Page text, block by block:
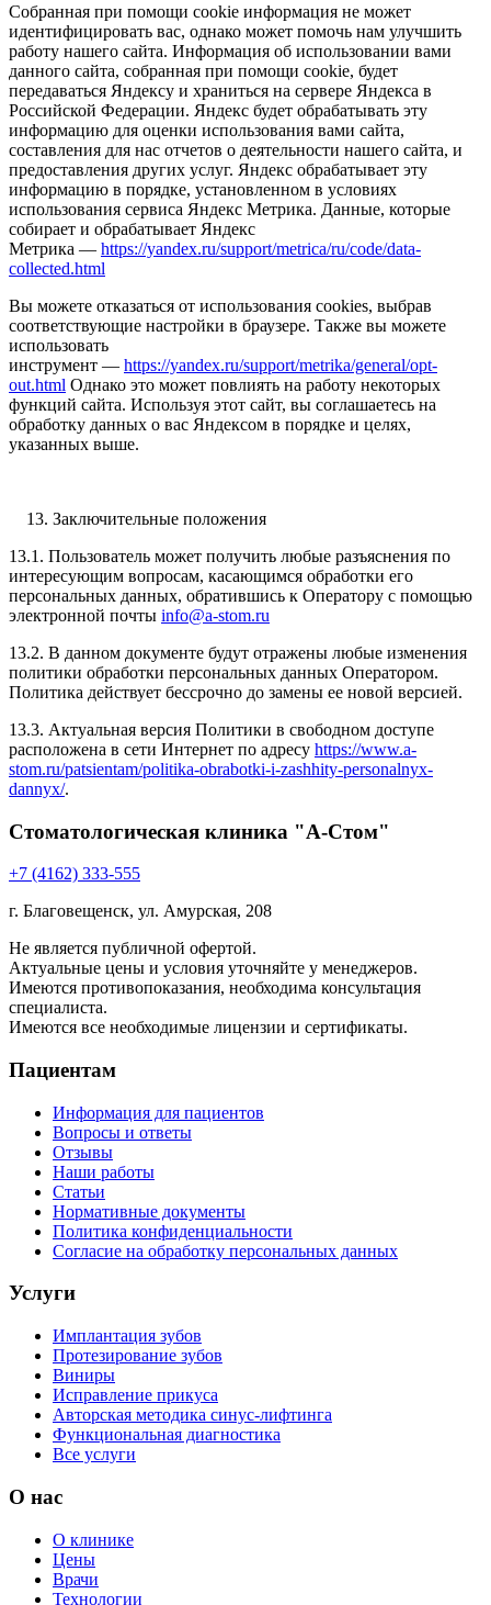
Собранная при помощи cookie информация не может
идентифицировать вас, однако может помочь нам улучшить
работу нашего сайта. Информация об использовании вами
данного сайта, собранная при помощи cookie, будет
передаваться Яндексу и храниться на сервере Яндекса в
Российской Федерации. Яндекс будет обрабатывать эту
информацию для оценки использования вами сайта,
составления для нас отчетов о деятельности нашего сайта, и
предоставления других услуг. Яндекс обрабатывает эту
информацию в порядке, установленном в условиях
использования сервиса Яндекс Метрика. Данные, которые
собирает и обрабатывает Яндекс
Метрика — https://yandex.ru/support/metrica/ru/code/data-
collected.html
Вы можете отказаться от использования cookies, выбрав
соответствующие настройки в браузере. Также вы можете
использовать
инструмент — https://yandex.ru/support/metrika/general/opt-
out.html Однако это может повлиять на работу некоторых
функций сайта. Используя этот сайт, вы соглашаетесь на
обработку данных о вас Яндексом в порядке и целях,
указанных выше.
Заключительные положения
13.1. Пользователь может получить любые разъяснения по
интересующим вопросам, касающимся обработки его
персональных данных, обратившись к Оператору с помощью
электронной почты info@a-stom.ru
13.2. В данном документе будут отражены любые изменения
политики обработки персональных данных Оператором.
Политика действует бессрочно до замены ее новой версией.
13.3. Актуальная версия Политики в свободном доступе
расположена в сети Интернет по адресу https://www.a-
stom.ru/patsientam/politika-obrabotki-i-zashhity-personalnyx-
dannyx/.
Стоматологическая клиника "А-Стом"
+7 (4162) 333-555
г. Благовещенск, ул. Амурская, 208
Не является публичной офертой.
Актуальные цены и условия уточняйте у менеджеров.
Имеются противопоказания, необходима консультация
специалиста.
Имеются все необходимые лицензии и сертификаты.
Пациентам
Информация для пациентов
Вопросы и ответы
Отзывы
Наши работы
Статьи
Нормативные документы
Политика конфиденциальности
Согласие на обработку персональных данных
Услуги
Имплантация зубов
Протезирование зубов
Виниры
Исправление прикуса
Авторская методика синус-лифтинга
Функциональная диагностика
Все услуги
О нас
О клинике
Цены
Врачи
Технологии